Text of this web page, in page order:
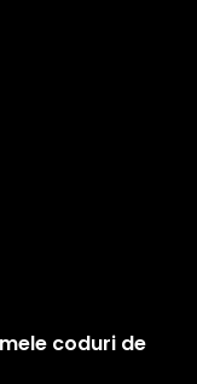
coduri de